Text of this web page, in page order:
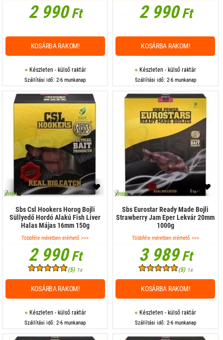
2 990Ft
Készleten - külső raktár
Szállítási idő: 2-6 munkanap
KOSÁRBA RAKOM!
2 990Ft
Készleten - külső raktár
Szállítási idő: 2-6 munkanap
KOSÁRBA RAKOM!
Sbs Csl Hookers Horog Bojli
Süllyedő Hordó Alakú Fish Liver
Halas Májas 16mm 150g
Többféle méretben elérhető >>>
2 990Ft
(5) 1x
Készleten - külső raktár
Szállítási idő: 2-6 munkanap
KOSÁRBA RAKOM!
Sbs Eurostar Ready Made Bojli
Strawberry Jam Eper Lekvár 20mm
1000g
Többféle méretben elérhető >>>
3 989Ft
(5) 1x
Készleten - külső raktár
Szállítási idő: 2-6 munkanap
KOSÁRBA RAKOM!